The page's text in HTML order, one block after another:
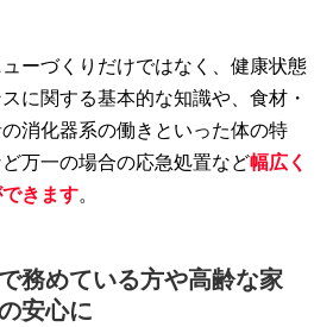
ーづくりだけではなく、健康状態
に関する基本的な知識や、食材・
消化器系の働きといった体の特
万一の場合の応急処置など幅広く
きます。
務めている方や高齢な家
安心に